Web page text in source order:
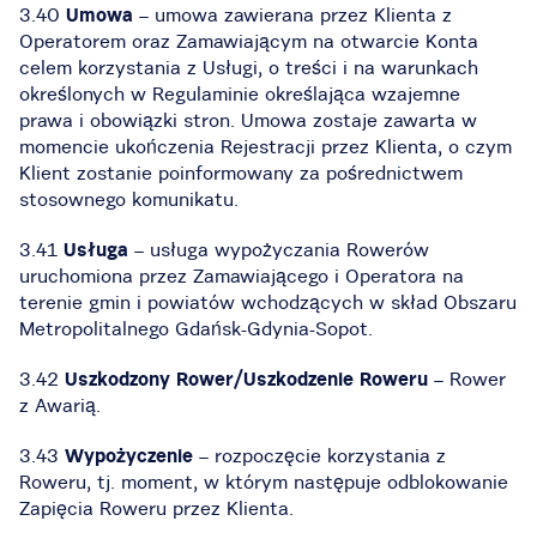
3.40 Umowa – umowa zawierana przez Klienta z
Operatorem oraz Zamawiającym na otwarcie Konta
celem korzystania z Usługi, o treści i na warunkach
określonych w Regulaminie określająca wzajemne
prawa i obowiązki stron. Umowa zostaje zawarta w
momencie ukończenia Rejestracji przez Klienta, o czym
Klient zostanie poinformowany za pośrednictwem
stosownego komunikatu.
3.41 Usługa – usługa wypożyczania Rowerów
uruchomiona przez Zamawiającego i Operatora na
terenie gmin i powiatów wchodzących w skład Obszaru
Metropolitalnego Gdańsk-Gdynia-Sopot.
3.42 Uszkodzony Rower/Uszkodzenie Roweru – Rower
z Awarią.
3.43 Wypożyczenie – rozpoczęcie korzystania z
Roweru, tj. moment, w którym następuje odblokowanie
Zapięcia Roweru przez Klienta.